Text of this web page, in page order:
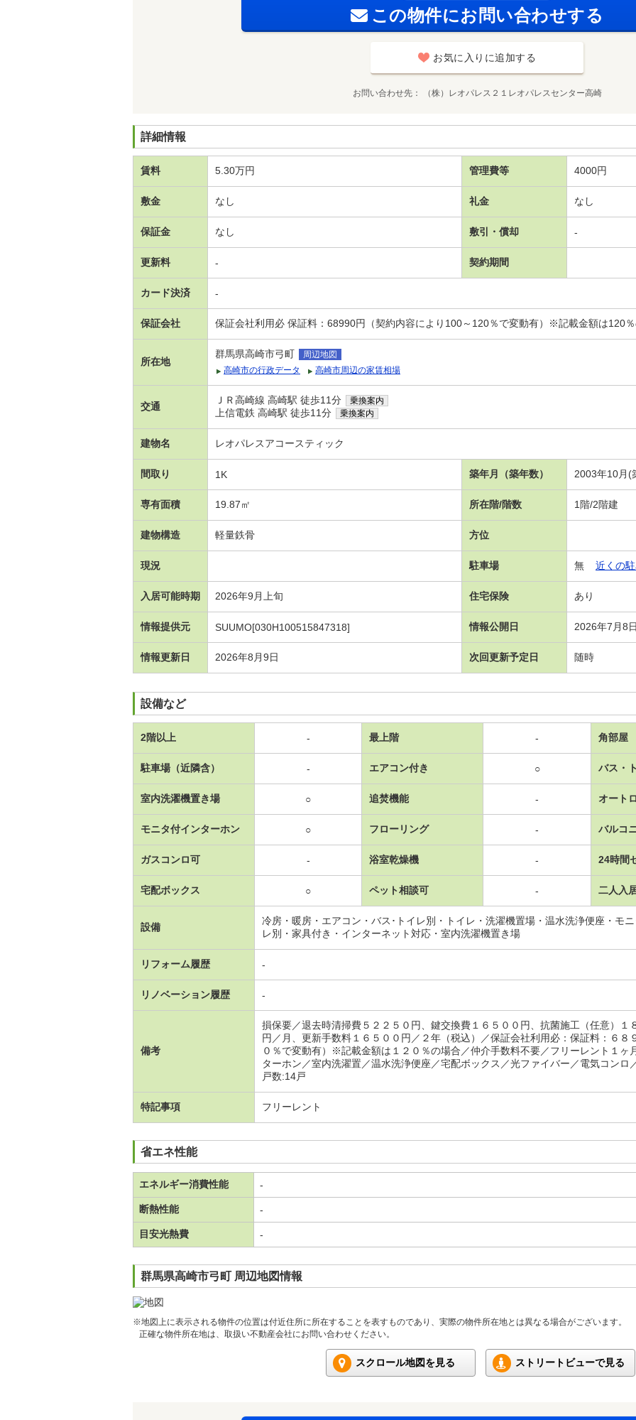
この物件にお問い合わせする
お気に入りに追加する
お問い合わせ先 （株）レオパレス２１レオパレスセンター高崎
詳細情報
賃料 5.30万円 管理費等 4000円
敷金 なし 礼金 なし
保証金 なし 敷引・償却 -
更新料 - 契約期間
カード決済 -
保証会社 保証会社利用必 保証料：68990円（契約内容により100～120％で変動有）※記載金額は120
所在地
群馬県高崎市弓町
周辺地図
高崎市の行政データ
高崎市周辺の家賃相場
交通
ＪＲ高崎線 高崎駅 徒歩11分 乗換案内
上信電鉄 高崎駅 徒歩11分 乗換案内
建物名 レオパレスアコースティック
間取り 1K 築年月（築年数） 2003年10月(
専有面積 19.87㎡ 所在階/階数 1階/2階建
建物構造 軽量鉄骨 方位
現況 駐車場 無 近くの
入居可能時期 2026年9月上旬 住宅保険 あり
情報提供元 SUUMO[030H100515847318] 情報公開日 2026年7月8
情報更新日 2026年8月9日 次回更新予定日 随時
設備など
2階以上 - 最上階 - 角部屋
駐車場（近隣含） - エアコン付き ○ バス・
室内洗濯機置き場 ○ 追焚機能 - オート
モニタ付インターホン ○ フローリング - バルコ
ガスコンロ可 - 浴室乾燥機 - 24時間
宅配ボックス ○ ペット相談可 - 二人入
設備
冷房・暖房・エアコン・バス･トイレ別・トイレ・洗濯機置場・温水洗浄便座・モ
レ別・家具付き・インターネット対応・室内洗濯機置き場
リフォーム履歴 -
リノベーション履歴 -
備考
損保要／退去時清掃費５２２５０円、鍵交換費１６５００円、抗菌施工（任意）１
円／月、更新手数料１６５００円／２年（税込）／保証会社利用必：保証料：６８
０％で変動有）※記載金額は１２０％の場合／仲介手数料不要／フリーレント１ヶ
ターホン／室内洗濯置／温水洗浄便座／宅配ボックス／光ファイバー／電気コン
戸数:14戸
特記事項 フリーレント
省エネ性能
エネルギー消費性能 -
断熱性能 -
目安光熱費 -
群馬県高崎市弓町 周辺地図情報
※地図上に表示される物件の位置は付近住所に所在することを表すものであり、実際の物件所在地とは異なる場合がございます。
正確な物件所在地は、取扱い不動産会社にお問い合わせください。
スクロール地図を見る ストリートビューで見る